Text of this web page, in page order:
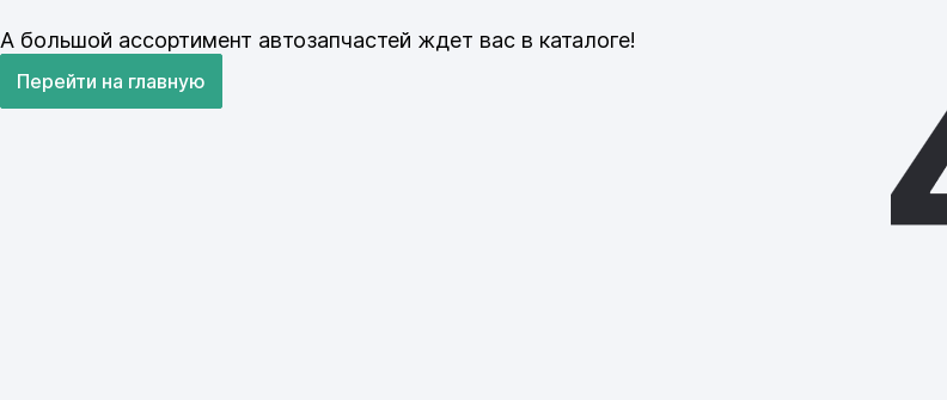
А большой ассортимент автозапчастей ждет вас в каталоге!
Перейти на главную